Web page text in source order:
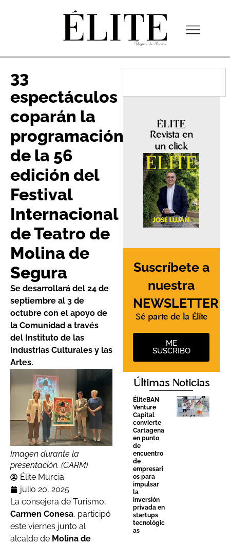
33
espectáculos
coparán la
programación
de la 56
edición del
Festival
Internacional
de Teatro de
Molina de
Segura
Se desarrollará del 24 de
septiembre al 3 de
octubre con el apoyo de
la Comunidad a través
del Instituto de las
Industrias Culturales y las
Artes.
Imagen durante la
presentación. (CARM)
Élite Murcia
julio 20, 2025
La consejera de Turismo,
Carmen Conesa, participó
este viernes junto al
alcalde de Molina de
Revista en
un click
Suscríbete a
nuestra
NEWSLETTER
Sé parte de la Élite
ME
SUSCRIBO
Últimas Noticias
ÉliteBAN
Venture
Capital
convierte
Cartagena
en punto
de
encuentro
de
empresari
os para
impulsar
la
inversión
privada en
startups
tecnológic
as